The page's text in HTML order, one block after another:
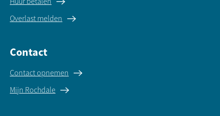
Overlast melden
Contact
Contact opnemen
Mijn Rochdale